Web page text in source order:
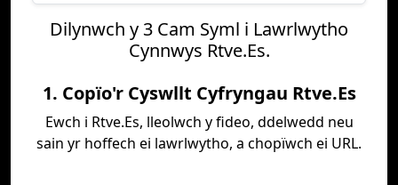
Dilynwch y 3 Cam Syml i Lawrlwytho
Cynnwys Rtve.Es.
1. Copïo'r Cyswllt Cyfryngau Rtve.Es
Ewch i Rtve.Es, lleolwch y fideo, ddelwedd neu
sain yr hoffech ei lawrlwytho, a chopïwch ei URL.